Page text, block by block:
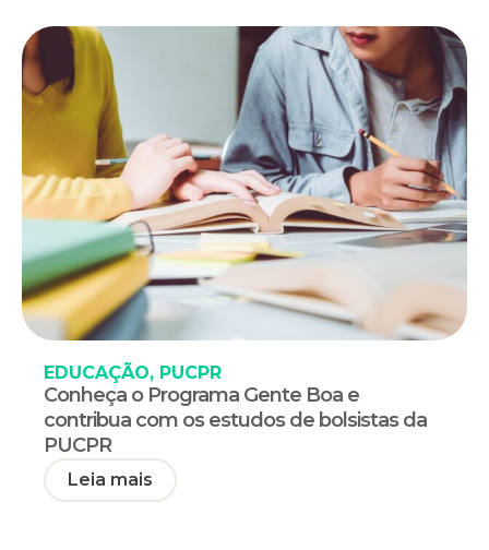
EDUCAÇÃO, PUCPR
Conheça o Programa Gente Boa e
contribua com os estudos de bolsistas da
PUCPR
Leia mais